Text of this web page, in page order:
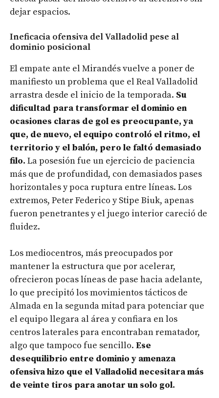
dejar espacios.
Ineficacia ofensiva del Valladolid pese al
dominio posicional
El empate ante el Mirandés vuelve a poner de
manifiesto un problema que el Real Valladolid
arrastra desde el inicio de la temporada. Su
dificultad para transformar el dominio en
ocasiones claras de gol es preocupante, ya
que, de nuevo, el equipo controló el ritmo, el
territorio y el balón, pero le faltó demasiado
filo. La posesión fue un ejercicio de paciencia
más que de profundidad, con demasiados pases
horizontales y poca ruptura entre líneas. Los
extremos, Peter Federico y Stipe Biuk, apenas
fueron penetrantes y el juego interior careció de
fluidez.
Los mediocentros, más preocupados por
mantener la estructura que por acelerar,
ofrecieron pocas líneas de pase hacia adelante,
lo que precipitó los movimientos tácticos de
Almada en la segunda mitad para potenciar que
el equipo llegara al área y confiara en los
centros laterales para encontraban rematador,
algo que tampoco fue sencillo. Ese
desequilibrio entre dominio y amenaza
ofensiva hizo que el Valladolid necesitara más
de veinte tiros para anotar un solo gol.